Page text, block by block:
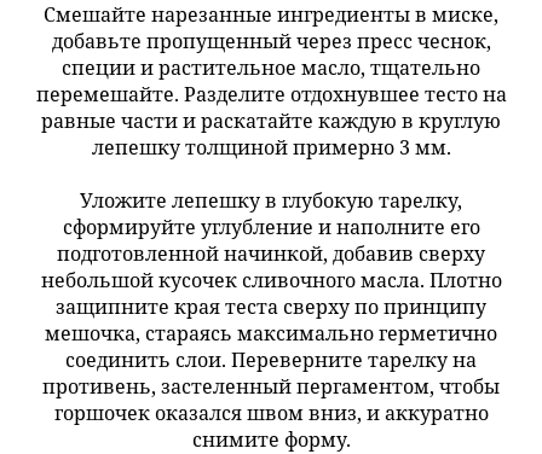
Смешайте нарезанные ингредиенты в миске,
добавьте пропущенный через пресс чеснок,
специи и растительное масло, тщательно
перемешайте. Разделите отдохнувшее тесто на
равные части и раскатайте каждую в круглую
лепешку толщиной примерно 3 мм.
Уложите лепешку в глубокую тарелку,
сформируйте углубление и наполните его
подготовленной начинкой, добавив сверху
небольшой кусочек сливочного масла. Плотно
защипните края теста сверху по принципу
мешочка, стараясь максимально герметично
соединить слои. Переверните тарелку на
противень, застеленный пергаментом, чтобы
горшочек оказался швом вниз, и аккуратно
снимите форму.